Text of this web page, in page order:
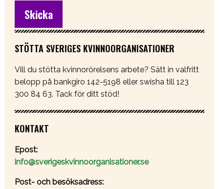
STÖTTA SVERIGES KVINNOORGANISATIONER
Vill du stötta kvinnorörelsens arbete? Sätt in valfritt
belopp på bankgiro 142-5198 eller swisha till 123
300 84 63. Tack för ditt stöd!
KONTAKT
Epost:
info@sverigeskvinnoorganisationer.se
Post- och besöksadress: